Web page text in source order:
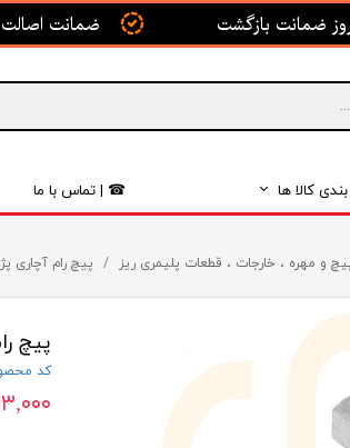
کالا ها
و اگزوز
لاستیک
فیلتر
☎ | تماس با ما
ضمانت اصالت
و مهره ، خارجات ، قطعات پلیمری ریز پیچ رام آچاری پژو
پیچ
کد محصول:
۱۳,۰۰۰